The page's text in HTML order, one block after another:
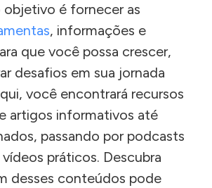
objetivo é fornecer as
, informações e
que você possa crescer,
desafios em sua jornada
você encontrará recursos
artigos informativos até
passando por podcasts
práticos. Descubra
desses conteúdos pode